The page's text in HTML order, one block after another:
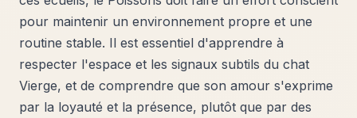
pour maintenir un environnement propre et une
routine stable. Il est essentiel d'apprendre à
respecter l'espace et les signaux subtils du chat
Vierge, et de comprendre que son amour s'exprime
par la loyauté et la présence, plutôt que par des